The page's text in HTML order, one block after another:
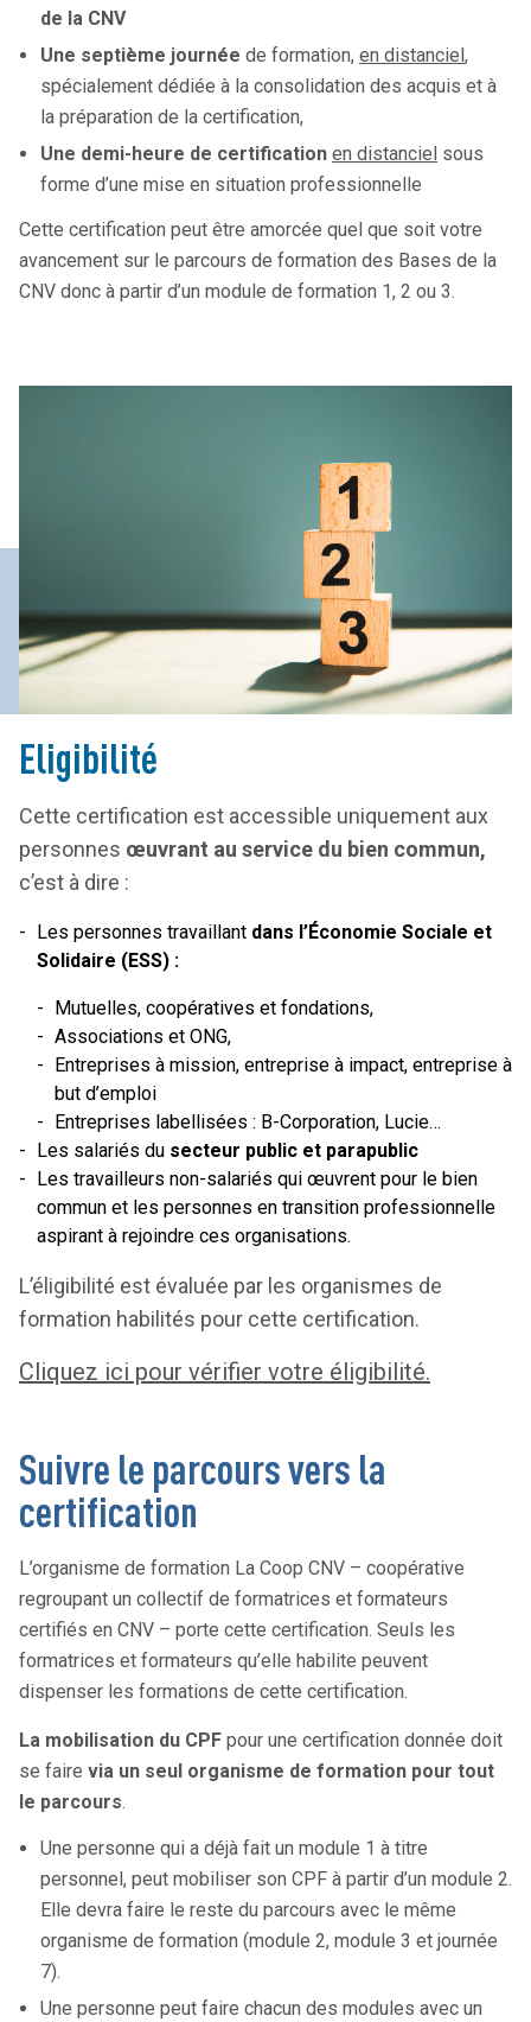
de la CNV
Une septième journée de formation, en distanciel,
spécialement dédiée à la consolidation des acquis et à
la préparation de la certification,
Une demi-heure de certification en distanciel sous
forme d’une mise en situation professionnelle
Cette certification peut être amorcée quel que soit votre
avancement sur le parcours de formation des Bases de la
CNV donc à partir d’un module de formation 1, 2 ou 3.
Eligibilité
Cette certification est accessible uniquement aux
personnes œuvrant au service du bien commun,
c’est à dire :
Les personnes travaillant dans l’Économie Sociale et
Solidaire (ESS) :
Mutuelles, coopératives et fondations,
Associations et ONG,
Entreprises à mission, entreprise à impact, entreprise à
but d’emploi
Entreprises labellisées : B-Corporation, Lucie…
Les salariés du secteur public et parapublic
Les travailleurs non-salariés qui œuvrent pour le bien
commun et les personnes en transition professionnelle
aspirant à rejoindre ces organisations.
L’éligibilité est évaluée par les organismes de
formation habilités pour cette certification.
Cliquez ici pour vérifier votre éligibilité.
Suivre le parcours vers la
certification
L’organisme de formation La Coop CNV – coopérative
regroupant un collectif de formatrices et formateurs
certifiés en CNV – porte cette certification. Seuls les
formatrices et formateurs qu’elle habilite peuvent
dispenser les formations de cette certification.
La mobilisation du CPF pour une certification donnée doit
se faire via un seul organisme de formation pour tout
le parcours.
Une personne qui a déjà fait un module 1 à titre
personnel, peut mobiliser son CPF à partir d’un module 2.
Elle devra faire le reste du parcours avec le même
organisme de formation (module 2, module 3 et journée
7).
Une personne peut faire chacun des modules avec un